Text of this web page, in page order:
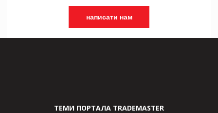
написати нам
ТЕМИ ПОРТАЛА TRADEMASTER